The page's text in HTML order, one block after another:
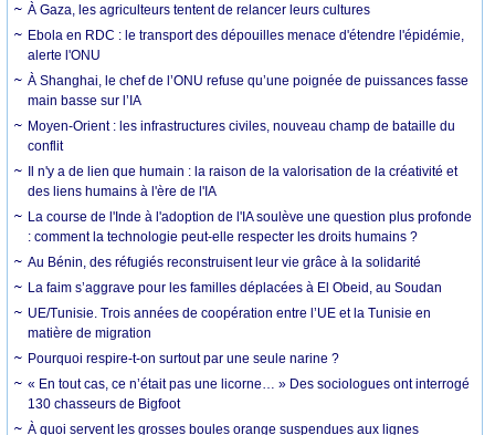
À Gaza, les agriculteurs tentent de relancer leurs cultures
Ebola en RDC : le transport des dépouilles menace d'étendre l'épidémie,
alerte l'ONU
À Shanghai, le chef de l’ONU refuse qu’une poignée de puissances fasse
main basse sur l’IA
Moyen-Orient : les infrastructures civiles, nouveau champ de bataille du
conflit
Il n'y a de lien que humain : la raison de la valorisation de la créativité et
des liens humains à l'ère de l'IA
La course de l'Inde à l'adoption de l'IA soulève une question plus profonde
: comment la technologie peut-elle respecter les droits humains ?
Au Bénin, des réfugiés reconstruisent leur vie grâce à la solidarité
La faim s’aggrave pour les familles déplacées à El Obeid, au Soudan
UE/Tunisie. Trois années de coopération entre l’UE et la Tunisie en
matière de migration
Pourquoi respire-t-on surtout par une seule narine ?
« En tout cas, ce n’était pas une licorne… » Des sociologues ont interrogé
130 chasseurs de Bigfoot
À quoi servent les grosses boules orange suspendues aux lignes